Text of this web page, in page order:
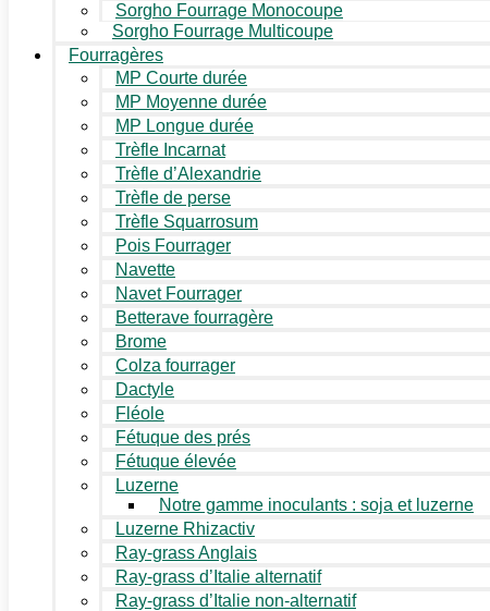
Sorgho Fourrage Monocoupe
Sorgho Fourrage Multicoupe
Fourragères
MP Courte durée
MP Moyenne durée
MP Longue durée
Trèfle Incarnat
Trèfle d’Alexandrie
Trèfle de perse
Trèfle Squarrosum
Pois Fourrager
Navette
Navet Fourrager
Betterave fourragère
Brome
Colza fourrager
Dactyle
Fléole
Fétuque des prés
Fétuque élevée
Luzerne
Notre gamme inoculants : soja et luzerne
Luzerne Rhizactiv
Ray-grass Anglais
Ray-grass d’Italie alternatif
Ray-grass d’Italie non-alternatif